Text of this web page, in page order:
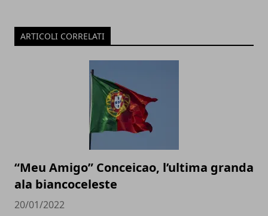
ARTICOLI CORRELATI
“Meu Amigo” Conceicao, l’ultima granda
ala biancoceleste
20/01/2022